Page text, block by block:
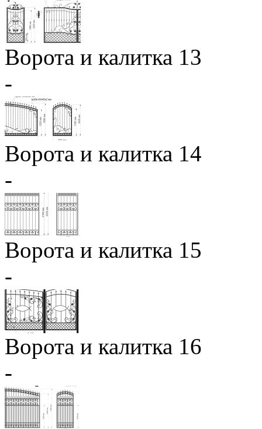
Ворота и калитка 13
-
Ворота и калитка 14
-
Ворота и калитка 15
-
Ворота и калитка 16
-